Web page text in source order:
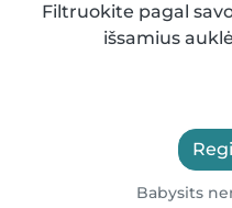
Filtruokite pagal
išsamius
Babysits